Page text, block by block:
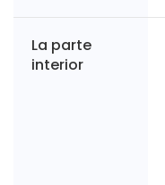
La parte
interior